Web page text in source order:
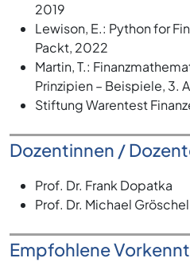
2019
Lewison, E.: Python for
Packt, 2022
Martin, T.:
Prinzipien – Beispiele, 3.
Stiftung Warentest
Dozentinnen /
Prof. Dr. Frank Dopatka
Prof. Dr. Michael Gröschel
Empfohlene